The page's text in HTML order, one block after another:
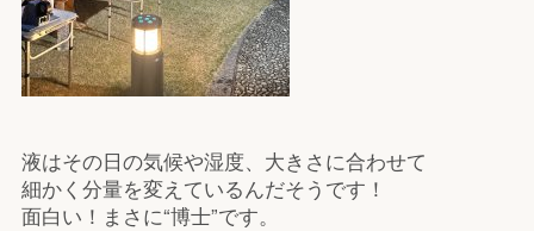
液はその日の気候や湿度、大きさに合わせて
細かく分量を変えているんだそうです！
面白い！まさに“博士”です。